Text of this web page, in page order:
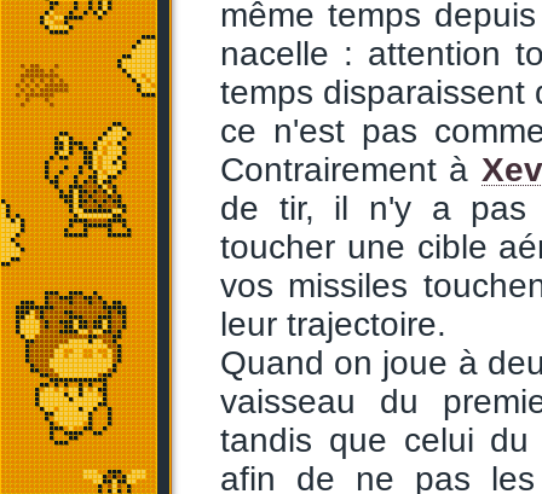
même temps
nacelle : attention
temps disparaissent
ce n'est pas
Contrairement à
de tir, il n'y a pas
toucher une cible
vos missiles
leur trajectoire.
Quand on joue à
vaisseau du
tandis que celui
afin de ne pas les